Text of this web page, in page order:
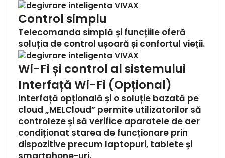
Control simplu
Telecomanda simplă și funcțiile oferă
soluția de control ușoară și confortul vieții.
Wi-Fi și control al sistemului
Interfață Wi-Fi (Opțional)
Interfață opțională și o soluție bazată pe
cloud „MELCloud” permite utilizatorilor să
controleze și să verifice aparatele de aer
condiționat starea de funcționare prin
dispozitive precum laptopuri, tablete și